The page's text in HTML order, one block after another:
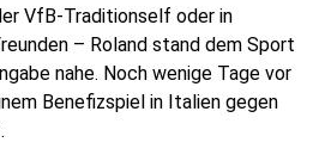
VfB-Traditionself oder in
– Roland stand dem Sport
nahe. Noch wenige Tage vor
Benefizspiel in Italien gegen